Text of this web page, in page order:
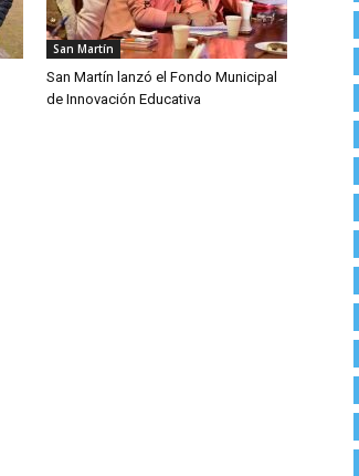
San Martín
San Martín lanzó el Fondo Municipal
de Innovación Educativa